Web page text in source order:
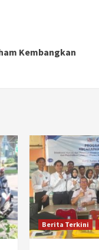
Kembangkan
Berita Terkini